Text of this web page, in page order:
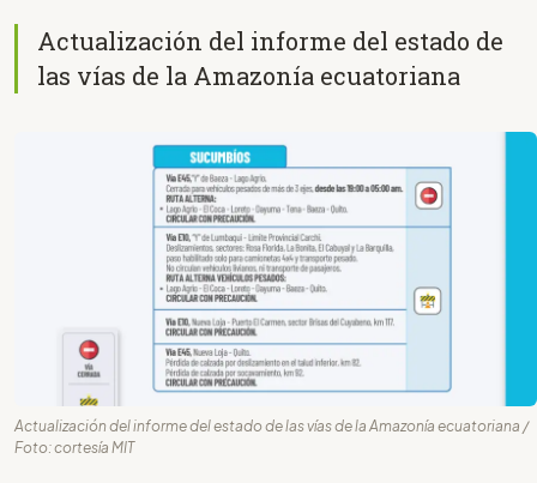
Actualización del informe del estado de
las vías de la Amazonía ecuatoriana
Actualización del informe del estado de las vías de la Amazonía ecuatoriana /
Foto: cortesía MIT